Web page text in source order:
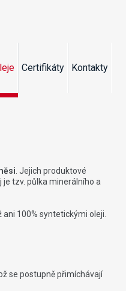
Certifikáty Kontakty
. Jejich produktové
tzv. půlka minerálního a
100% syntetickými oleji.
se postupně přimíchávají